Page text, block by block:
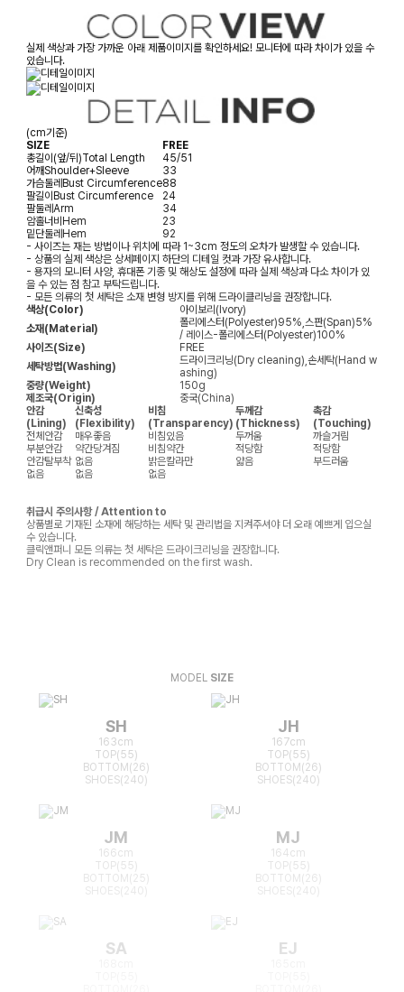
실제 색상과 가장 가까운 아래 제품이미지를 확인하세요! 모니터에 따라 차이가 있을 수
있습니다.
(cm기준)
SIZE
FREE
총길이(앞/뒤)Total Length
45/51
어깨Shoulder+Sleeve
33
가슴둘레Bust Circumference88
팔길이Bust Circumference
24
팔둘레Arm
34
암홀너비Hem
23
밑단둘레Hem
92
- 사이즈는 재는 방법이나 위치에 따라 1~3cm 정도의 오차가 발생할 수 있습니다.
- 상품의 실제 색상은 상세페이지 하단의 디테일 컷과 가장 유사합니다.
- 용자의 모니터 사양, 휴대폰 기종 및 해상도 설정에 따라 실제 색상과 다소 차이가 있
을 수 있는 점 참고 부탁드립니다.
- 모든 의류의 첫 세탁은 소재 변형 방지를 위해 드라이클리닝을 권장합니다.
색상(Color)
아이보리(Ivory)
소재(Material)
폴리에스터(Polyester)95%,스판(Span)5%
/ 레이스-폴리에스터(Polyester)100%
사이즈(Size)
FREE
세탁방법(Washing)
드라이크리닝(Dry cleaning),손세탁(Hand w
ashing)
중량(Weight)
150g
제조국(Origin)
중국(China)
안감
(Lining)
신축성
(Flexibility)
비침
(Transparency)
두께감
(Thickness)
촉감
(Touching)
전체안감
매우좋음 비침있음 두꺼움
까슬거림
부분안감
약간당겨짐 비침약간 적당함
적당함
안감탈부착 없음 밝은칼라만 얇음
부드러움
없음
없음 없음
취급시 주의사항 / Attention to
상품별로 기재된 소재에 해당하는 세탁 및 관리법을 지켜주셔야 더 오래 예쁘게 입으실
수 있습니다.
클릭앤퍼니 모든 의류는 첫 세탁은 드라이크리닝을 권장합니다.
Dry Clean is recommended on the first wash.
MODEL SIZE
SH
163cm
TOP(55)
BOTTOM(26)
SHOES(240)
JH
167cm
TOP(55)
BOTTOM(26)
SHOES(240)
JM
166cm
TOP(55)
BOTTOM(25)
MJ
164cm
TOP(55)
BOTTOM(26)
SA EJ